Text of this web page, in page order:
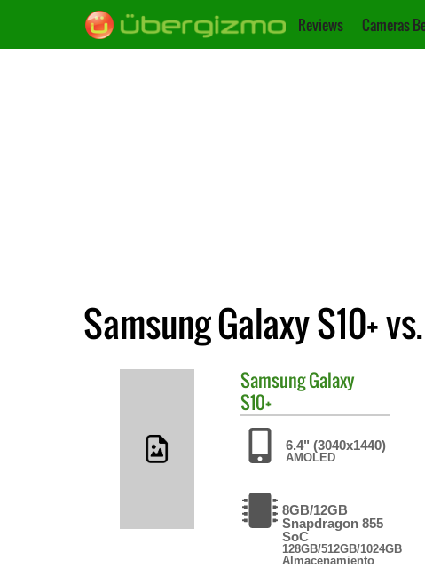
Reviews Cameras
Samsung Galaxy S10+
SamsungGalaxy
S10+
6.4" (3040x1440)
AMOLED
8GB/12GB
Snapdragon 855
SoC
128GB/512GB/1024GB
Almacenamiento